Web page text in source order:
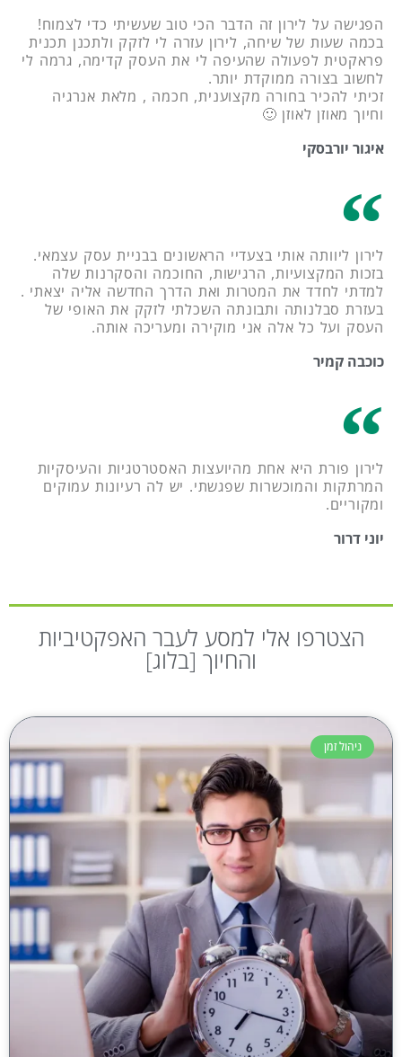
הפגישה על לירון זה הדבר הכי טוב שעשיתי כדי לצמוח!
בכמה שעות של שיחה, לירון עזרה לי לזקק ולתכנן תכנית
פראקטית לפעולה שהעיפה לי את העסק קדימה, גרמה לי
לחשוב בצורה ממוקדת יותר.
זכיתי להכיר בחורה מקצוענית, חכמה , מלאת אנרגיה
וחיוך מאוזן לאוזן 🙂
איגור יורבסקי
לירון ליוותה אותי בצעדיי הראשונים בבניית עסק עצמאי.
בזכות המקצועיות, הרגישות, החוכמה והסקרנות שלה
למדתי לחדד את המטרות ואת הדרך החדשה אליה יצאתי .
בעזרת סבלנותה ותבונתה השכלתי לזקק את האופי של
העסק ועל כל אלה אני מוקירה ומעריכה אותה.
כוכבה קמיר
לירון פורת היא אחת מהיועצות האסטרטגיות והעיסקיות
המרתקות והמוכשרות שפגשתי. יש לה רעיונות עמוקים
ומקוריים.
יוני דרור
הצטרפו אלי למסע לעבר האפקטיביות
והחיוך [בלוג]
ניהול זמן